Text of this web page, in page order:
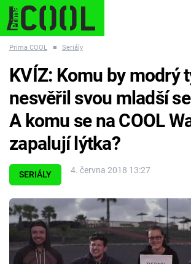
ESCAPE PLNEJ KOTEL AVENGERS 5
Témata
Filmy
Seriály
Hry
Prima COOL ■ Seriály
SERIÁLY 4. června 2018 13:27
KVÍZ: Komu by modrý
nesvěřil svou mladší
A komu se na COOL
zapalují lýtka?